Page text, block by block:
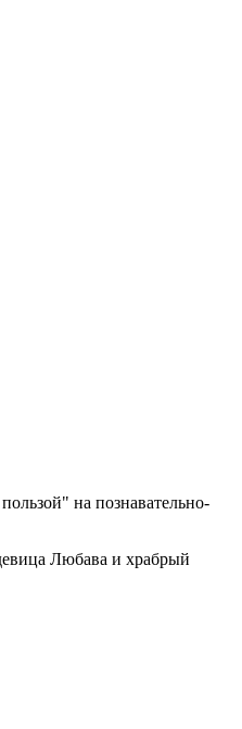
на познавательно-
Любава и храбрый